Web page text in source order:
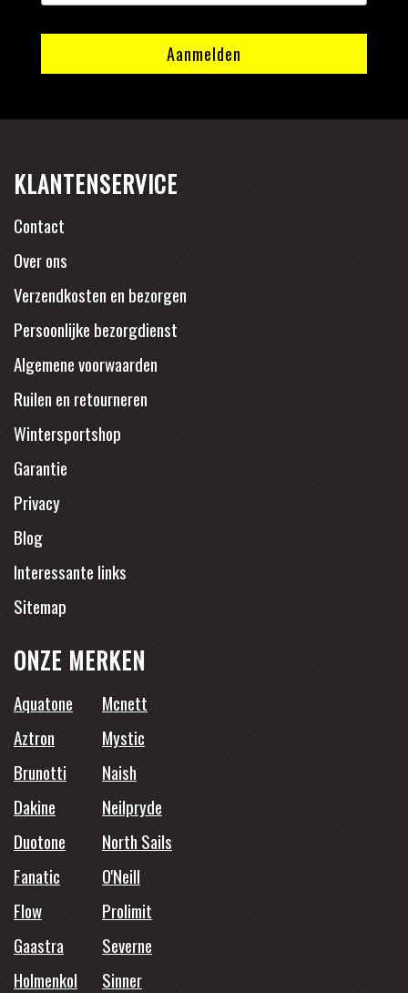
KLANTENSERVICE
Contact
Over ons
Verzendkosten en bezorgen
Persoonlijke bezorgdienst
Algemene voorwaarden
Ruilen en retourneren
Wintersportshop
Garantie
Privacy
Blog
Interessante links
Sitemap
ONZE MERKEN
Aquatone
Mcnett
Aztron
Mystic
Brunotti
Naish
Dakine
Neilpryde
Duotone
North Sails
Fanatic
O'Neill
Flow
Prolimit
Gaastra
Severne
Holmenkol
Sinner